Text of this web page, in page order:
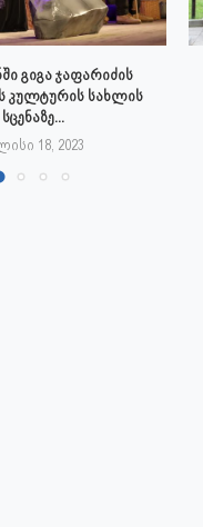
გიგა ჯაფარიძის
კულტურის სახლის
სცენაზე...
18, 2023